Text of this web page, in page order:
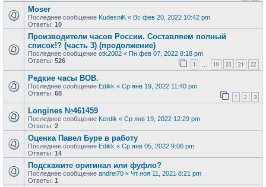
Moser
Последнее сообщение KudesniK « Вс фев 20, 2022 10:42 pm
Ответы: 10
Производители часов России. Составляем полный
список!? (часть 3) (продолжение)
Последнее сообщение otk2002 « Пн фев 07, 2022 8:18 pm
Ответы: 526 1 … 19 20 21 22
Редкие часы ВОВ.
Последнее сообщение Edikk « Ср янв 19, 2022 11:40 pm
Ответы: 68 1 2 3
Longines №461459
Последнее сообщение Kerdik « Ср янв 19, 2022 12:29 pm
Ответы: 2
Оценка Павел Буре в работу
Последнее сообщение Edikk « Ср янв 05, 2022 9:06 pm
Ответы: 14
Подскажите оригинал или фуфло?
Последнее сообщение andrei70 « Чт ноя 11, 2021 8:21 pm
Ответы: 1